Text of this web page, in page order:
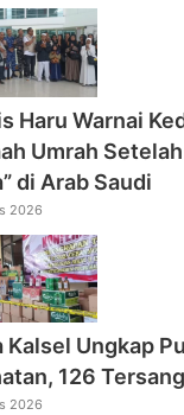
Haru Warnai
Umrah
di Arab Saudi
2026
Kalsel Ungkap
126
2026